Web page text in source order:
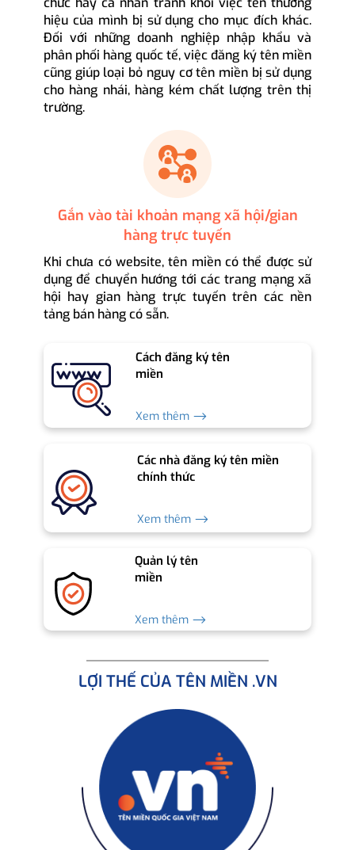
hiệu của mình bị sử dụng cho mục đích khác.
Đối với những doanh nghiệp nhập khẩu và
phân phối hàng quốc tế, việc đăng ký tên miền
cũng giúp loại bỏ nguy cơ tên miền bị sử dụng
cho hàng nhái, hàng kém chất lượng trên thị
trường.
Gắn vào tài khoản mạng xã hội/gian
hàng trực tuyến
Khi chưa có website, tên miền có thể được sử
dụng để chuyển hướng tới các trang mạng xã
hội hay gian hàng trực tuyến trên các nền
tảng bán hàng có sẵn.
Cách đăng ký tên
miền
Xem thêm ⟶
Các nhà đăng ký tên miền
chính thức
Xem thêm ⟶
Quản lý tên
miền
Xem thêm ⟶
LỢI THẾ CỦA TÊN MIỀN .VN